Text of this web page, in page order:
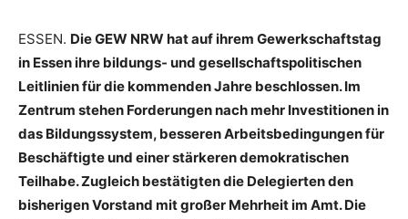
ESSEN. Die GEW NRW hat auf ihrem Gewerkschaftstag
in Essen ihre bildungs- und gesellschaftspolitischen
Leitlinien für die kommenden Jahre beschlossen. Im
Zentrum stehen Forderungen nach mehr Investitionen in
das Bildungssystem, besseren Arbeitsbedingungen für
Beschäftigte und einer stärkeren demokratischen
Teilhabe. Zugleich bestätigten die Delegierten den
bisherigen Vorstand mit großer Mehrheit im Amt. Die